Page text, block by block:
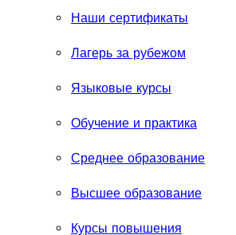
Наши сертификаты
Лагерь за рубежом
Языковые курсы
Обучение и практика
Среднее образование
Высшее образование
Курсы повышения